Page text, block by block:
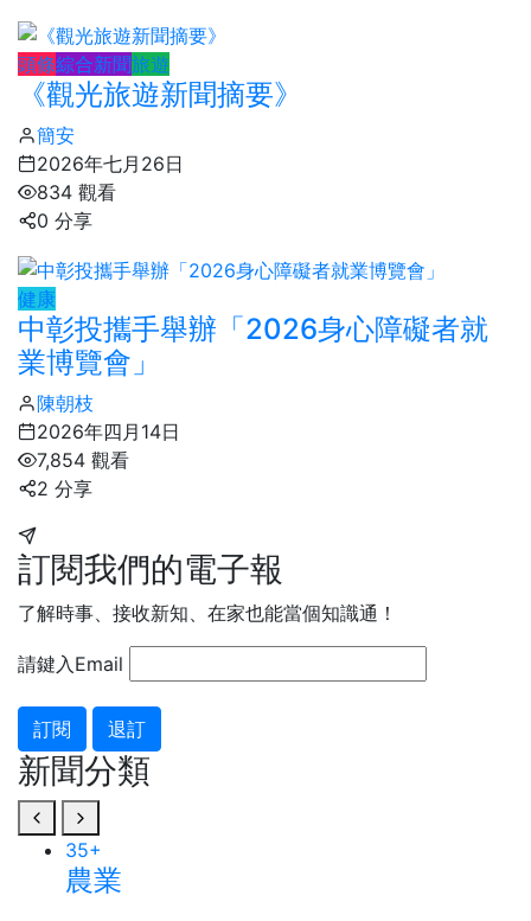
頭條綜合新聞旅遊
《觀光旅遊新聞摘要》
簡安
2026年七月26日
834 觀看
0 分享
健康
中彰投攜手舉辦「2026身心障礙者就
業博覽會」
陳朝枝
2026年四月14日
7,854 觀看
2 分享
訂閱我們的電子報
了解時事、接收新知、在家也能當個知識通！
請鍵入Email
訂閱 退訂
新聞分類
35+
農業